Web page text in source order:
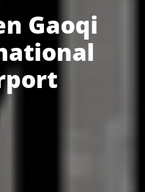
Gaoqi